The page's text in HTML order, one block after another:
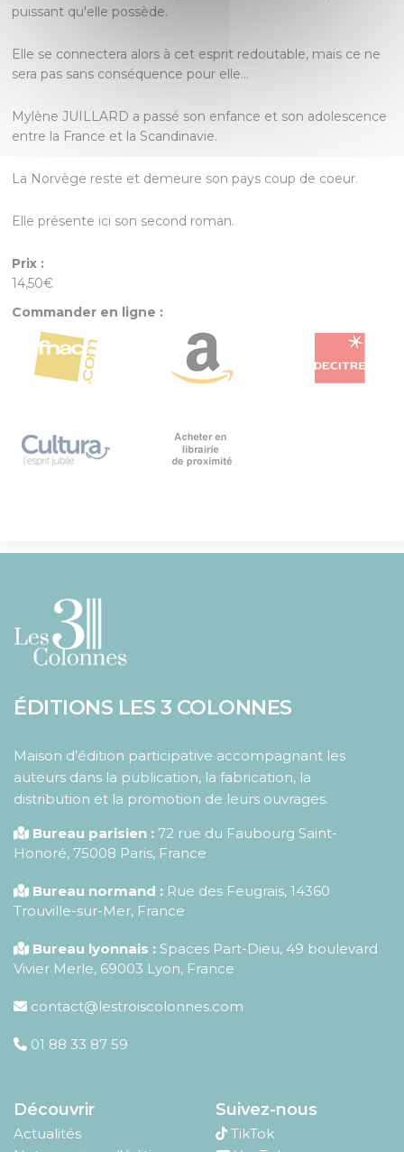
puissant qu'elle possède.
Elle se connectera alors à cet esprit redoutable, mais ce ne
sera pas sans conséquence pour elle...
Mylène JUILLARD a passé son enfance et son adolescence
entre la France et la Scandinavie.
La Norvège reste et demeure son pays coup de coeur.
Elle présente ici son second roman.
Prix :
14,50€
Commander en ligne :
ÉDITIONS LES 3 COLONNES
Maison d’édition participative accompagnant les
auteurs dans la publication, la fabrication, la
distribution et la promotion de leurs ouvrages.
Bureau parisien : 72 rue du Faubourg Saint-
Honoré, 75008 Paris, France
Bureau normand : Rue des Feugrais, 14360
Trouville-sur-Mer, France
Bureau lyonnais : Spaces Part-Dieu, 49 boulevard
Vivier Merle, 69003 Lyon, France
contact@lestroiscolonnes.com
01 88 33 87 59
Découvrir
Actualités
Suivez-nous
TikTok